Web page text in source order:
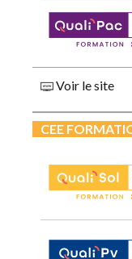
Voir le site
CEE